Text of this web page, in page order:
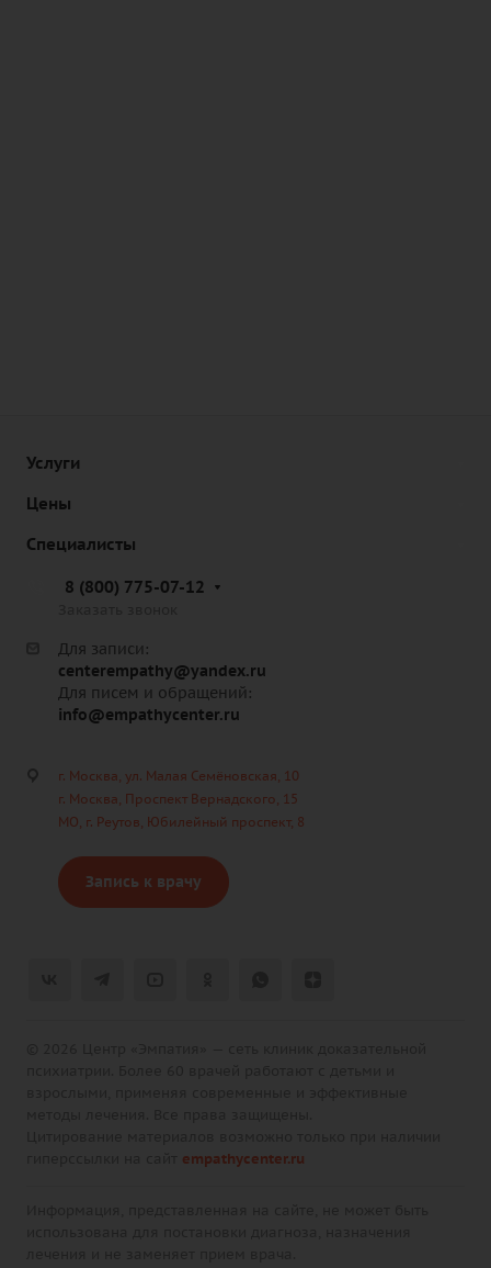
Услуги
Цены
Специалисты
8 (800) 775-07-12
Для записи:
centerempathy@yandex.ru
Для писем и обращений:
info@empathycenter.ru
г. Москва, ул. Малая Семёновская, 10
г. Москва, Проспект Вернадского, 15
МО, г. Реутов, Юбилейный проспект, 8
Запись к врачу
empathycenter.ru